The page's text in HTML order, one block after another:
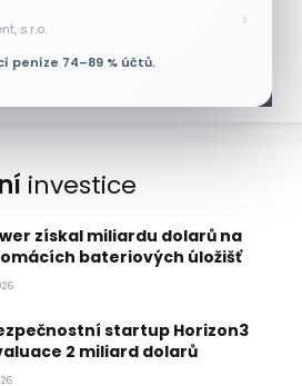
s.r.o. ›
peníze 74–89 % účtů.
investice
získal miliardu dolarů na
bateriových úložišť
startup Horizon3
2 miliard dolarů